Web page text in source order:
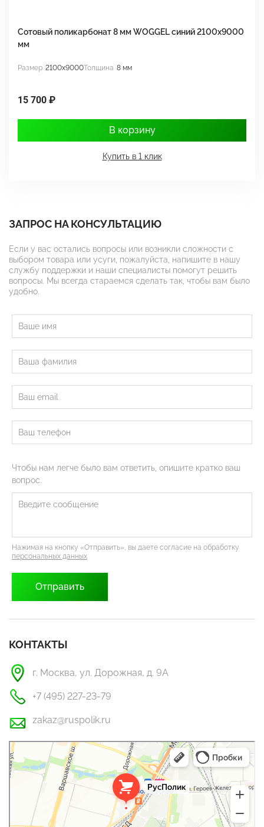
Сотовый поликарбонат 8 мм WOGGEL синий 2100х9000
мм
Размер 2100x9000Толщина 8 мм
15 700 ₽
В корзину
Купить в 1 клик
ЗАПРОС НА КОНСУЛЬТАЦИЮ
Если у вас остались вопросы или возникли сложности с
выбором товара или усуги, пожалуйста, напишите в нашу
службу поддержки и наши специалисты помогут решить
вопросы. Мы всегда стараемся сделать так, чтобы вам было
удобно.
Чтобы нам легче было вам ответить, опишите кратко ваш
вопрос.
Нажимая на кнопку «Отправить», вы даете согласие на обработку
персональных данных
КОНТАКТЫ
г. Москва, ул. Дорожная, д. 9А
+7 (495) 227-23-79
zakaz@ruspolik.ru
РусПолик
Оргстекло, поликарбонат в Москве
Строительные и отделочные работы в Москве